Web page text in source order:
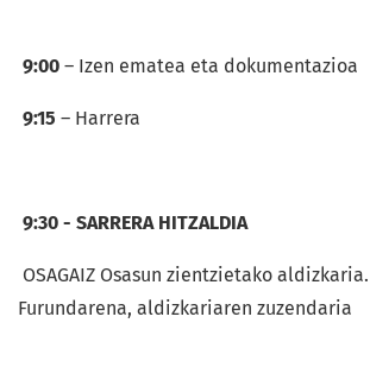
9:00 – Izen ematea eta dokumentazioa
9:15 – Harrera
9:30 - SARRERA HITZALDIA
OSAGAIZ Osasun zientzietako
Furundarena, aldizkariaren zuzendaria